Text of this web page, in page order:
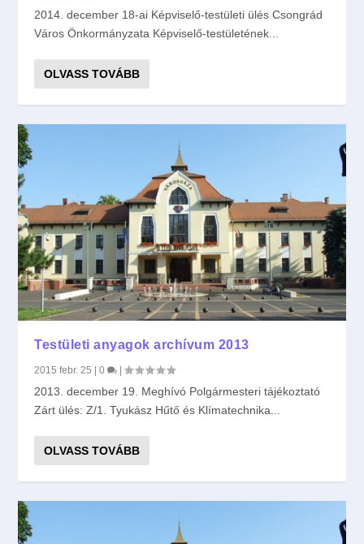
2014. december 18-ai Képviselő-testületi ülés Csongrád
Város Önkormányzata Képviselő-testületének...
OLVASS TOVÁBB
Testületi anyagok archívum 2013
2015 febr. 25 |0 |
2013. december 19. Meghívó Polgármesteri tájékoztató
Zárt ülés: Z/1. Tyukász Hűtő és Klímatechnika...
OLVASS TOVÁBB